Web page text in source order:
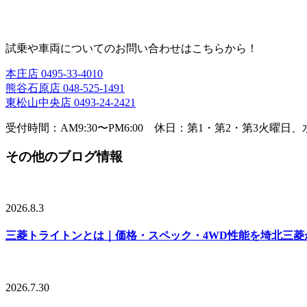
試乗や車両についてのお問い合わせはこちらから！
本庄店 0495-33-4010
熊谷石原店 048-525-1491
東松山中央店 0493-24-2421
受付時間：AM9:30〜PM6:00 休日：第1・第2・第3火曜日、
その他のブログ情報
2026.8.3
三菱トライトンとは｜価格・スペック・4WD性能を埼北三菱
2026.7.30